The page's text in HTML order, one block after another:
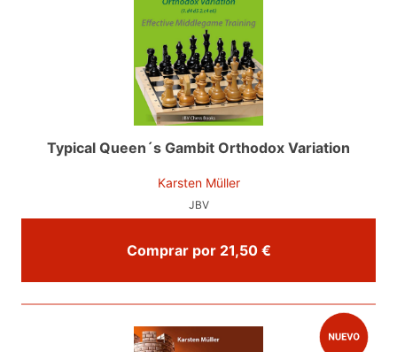
Typical Queen´s Gambit Orthodox Variation
Karsten Müller
JBV
Comprar por 21,50 €